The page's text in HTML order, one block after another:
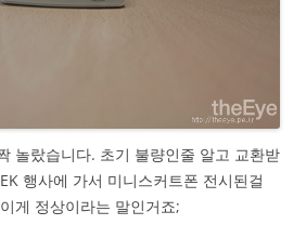
놀랐습니다. 초기 불량인줄 알고 교환받
행사에 가서 미니스커트폰 전시된걸
게 정상이라는 말인거죠;